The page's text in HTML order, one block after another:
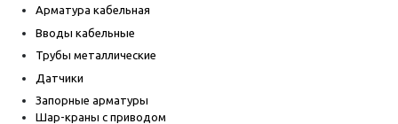
Арматура кабельная
Вводы кабельные
Трубы металлические
Датчики
Запорные арматуры
Шар-краны с приводом